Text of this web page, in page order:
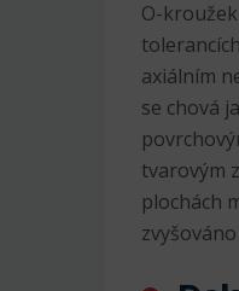
O-
axiálním
se chová
tvarovým
plochách